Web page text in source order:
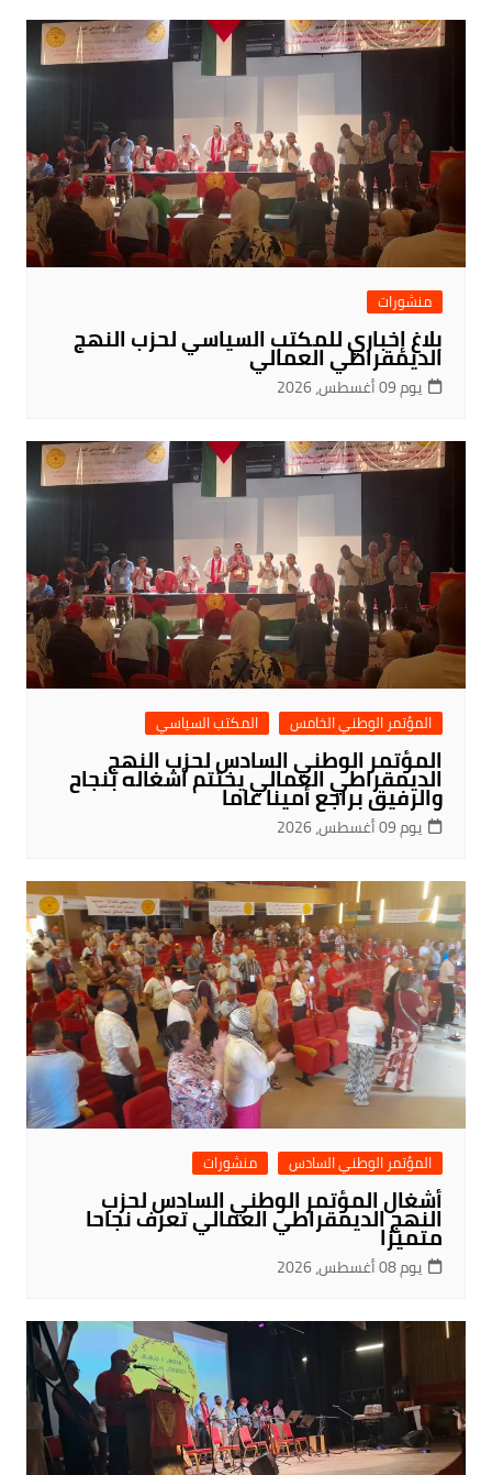
منشورات
بلاغ إخباري للمكتب السياسي لحزب النهج
الديمقراطي العمالي
يوم 09 أغسطس، 2026
المؤتمر الوطني الخامس المكتب السياسي
المؤتمر الوطني السادس لحزب النهج
الديمقراطي العمالي يختتم أشغاله بنجاح
والرفيق براجع أمينا عاما
يوم 09 أغسطس، 2026
المؤتمر الوطني السادس منشورات
أشغال المؤتمر الوطني السادس لحزب
النهج الديمقراطي العمالي تعرف نجاحا
متميزا
يوم 08 أغسطس، 2026